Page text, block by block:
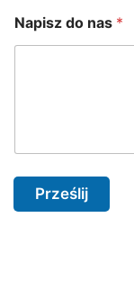
Napisz do nas *
Prześlij